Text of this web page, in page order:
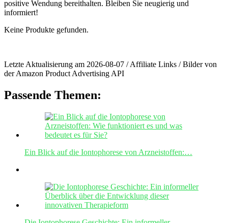
positive Wendung bereithalten.​ Bleiben Sie neugierig und
informiert!
Keine Produkte gefunden.
Letzte Aktualisierung am 2026-08-07 / Affiliate Links / Bilder von
der Amazon Product Advertising API
Passende Themen:
Ein Blick auf die Iontophorese von Arzneistoffen:…